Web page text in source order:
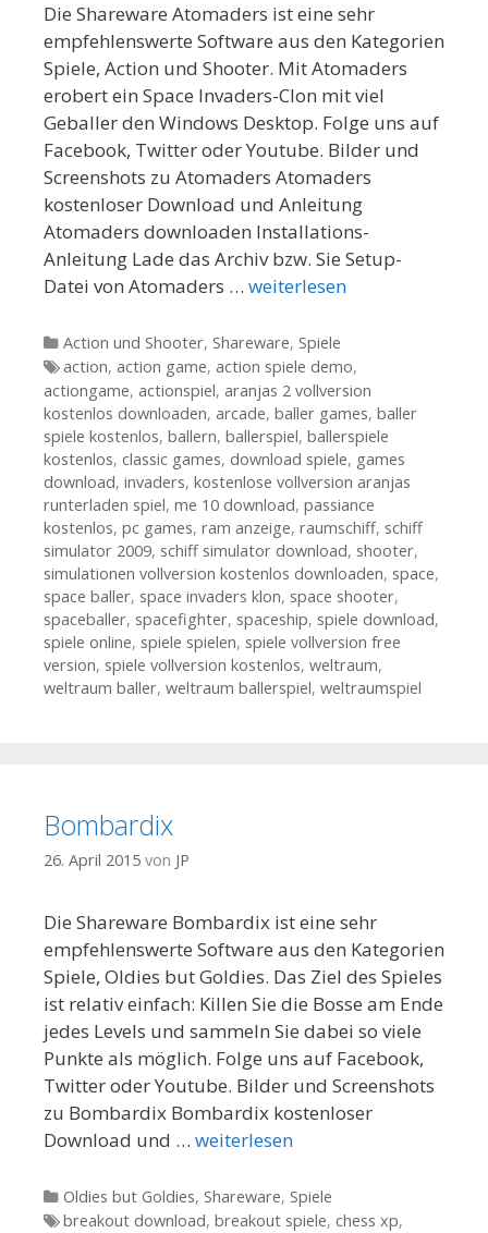
Die Shareware Atomaders ist eine sehr
empfehlenswerte Software aus den Kategorien
Spiele, Action und Shooter. Mit Atomaders
erobert ein Space Invaders-Clon mit viel
Geballer den Windows Desktop. Folge uns auf
Facebook, Twitter oder Youtube. Bilder und
Screenshots zu Atomaders Atomaders
kostenloser Download und Anleitung
Atomaders downloaden Installations-
Anleitung Lade das Archiv bzw. Sie Setup-
Datei von Atomaders … weiterlesen
Kategorien
Action und Shooter, Shareware, Spiele
Tags
action, action game, action spiele demo,
actiongame, actionspiel, aranjas 2 vollversion
kostenlos downloaden, arcade, baller games, baller
spiele kostenlos, ballern, ballerspiel, ballerspiele
kostenlos, classic games, download spiele, games
download, invaders, kostenlose vollversion aranjas
runterladen spiel, me 10 download, passiance
kostenlos, pc games, ram anzeige, raumschiff, schiff
simulator 2009, schiff simulator download, shooter,
simulationen vollversion kostenlos downloaden, space,
space baller, space invaders klon, space shooter,
spaceballer, spacefighter, spaceship, spiele download,
spiele online, spiele spielen, spiele vollversion free
version, spiele vollversion kostenlos, weltraum,
weltraum baller, weltraum ballerspiel, weltraumspiel
Bombardix
26. April 2015 von JP
Die Shareware Bombardix ist eine sehr
empfehlenswerte Software aus den Kategorien
Spiele, Oldies but Goldies. Das Ziel des Spieles
ist relativ einfach: Killen Sie die Bosse am Ende
jedes Levels und sammeln Sie dabei so viele
Punkte als möglich. Folge uns auf Facebook,
Twitter oder Youtube. Bilder und Screenshots
zu Bombardix Bombardix kostenloser
Download und … weiterlesen
Kategorien
Oldies but Goldies, Shareware, Spiele
Tags
breakout download, breakout spiele, chess xp,